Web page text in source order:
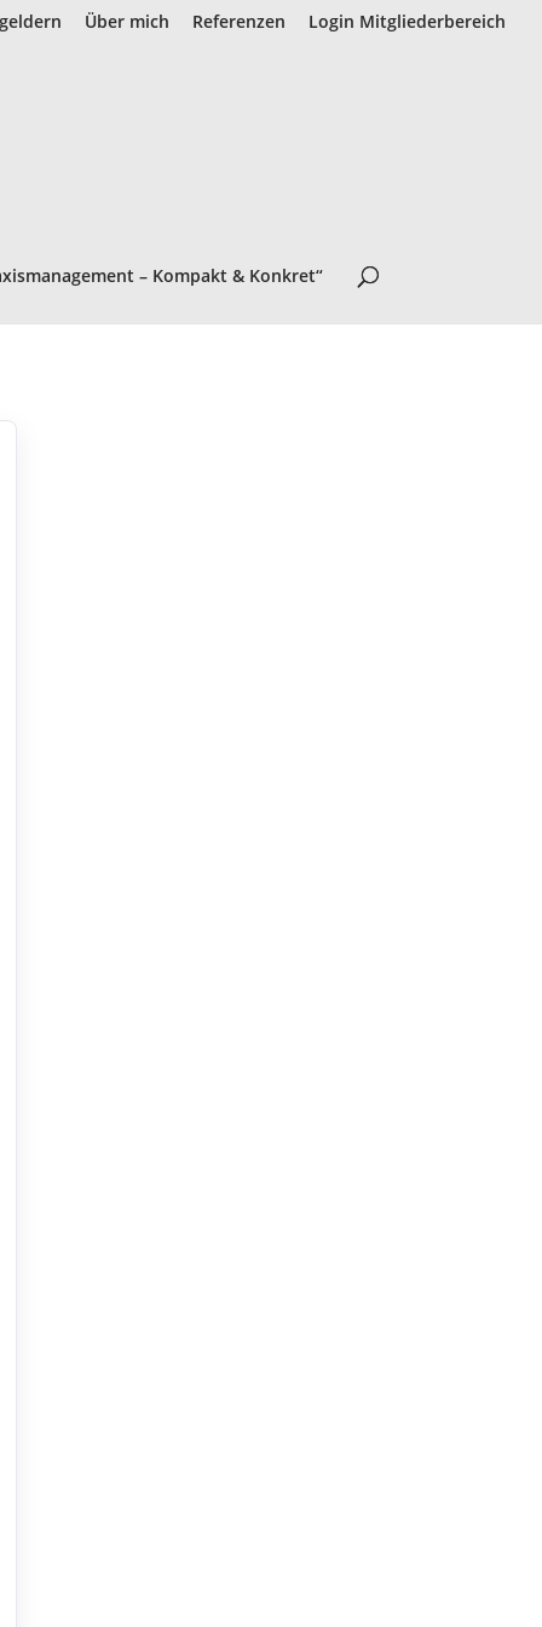
Über mich Referenzen Login Mitgliederbereich
– Kompakt & Konkret“